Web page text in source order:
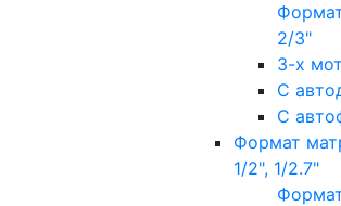
2/3"
3-х
С
С
Формат
1/2", 1/2.7"